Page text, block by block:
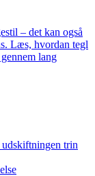
– det kan også
Læs, hvordan tegl
lang
udskiftningen trin